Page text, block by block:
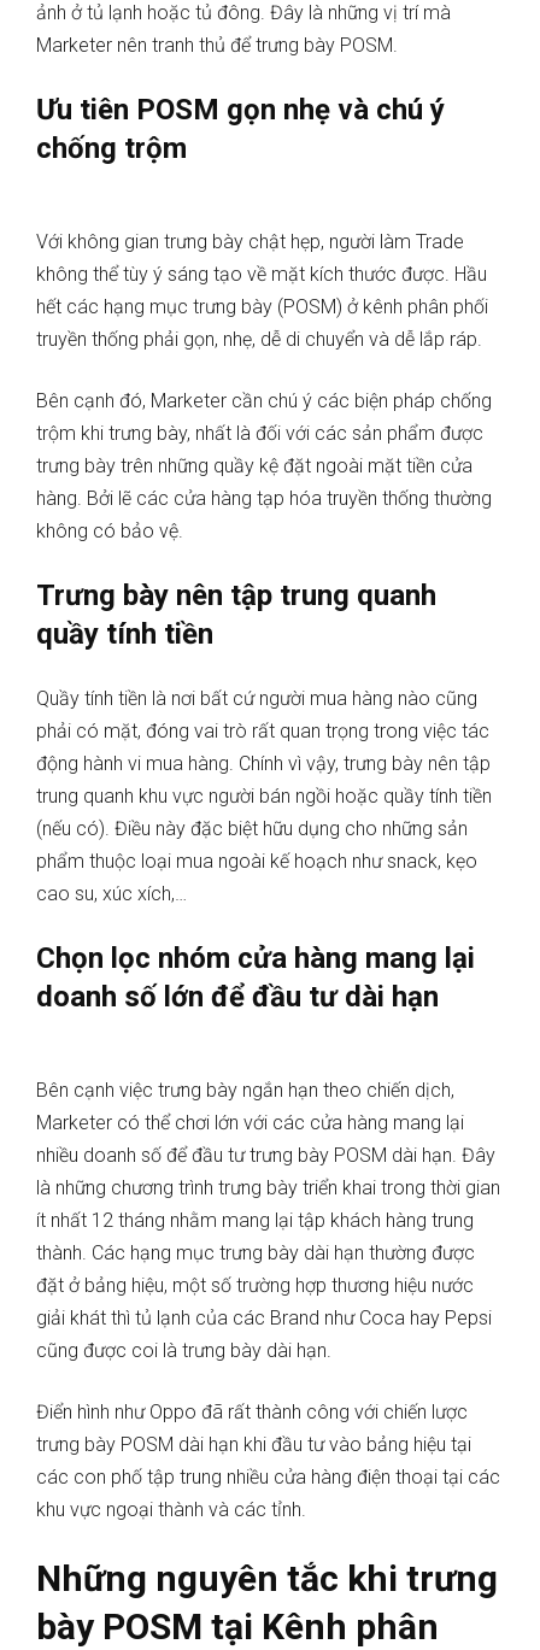
ảnh ở tủ lạnh hoặc tủ đông. Đây là những vị trí mà
Marketer nên tranh thủ để trưng bày POSM.
Ưu tiên POSM gọn nhẹ và chú ý
chống trộm
Với không gian trưng bày chật hẹp, người làm Trade
không thể tùy ý sáng tạo về mặt kích thước được. Hầu
hết các hạng mục trưng bày (POSM) ở kênh phân phối
truyền thống phải gọn, nhẹ, dễ di chuyển và dễ lắp ráp.
Bên cạnh đó, Marketer cần chú ý các biện pháp chống
trộm khi trưng bày, nhất là đối với các sản phẩm được
trưng bày trên những quầy kệ đặt ngoài mặt tiền cửa
hàng. Bởi lẽ các cửa hàng tạp hóa truyền thống thường
không có bảo vệ.
Trưng bày nên tập trung quanh
quầy tính tiền
Quầy tính tiền là nơi bất cứ người mua hàng nào cũng
phải có mặt, đóng vai trò rất quan trọng trong việc tác
động hành vi mua hàng. Chính vì vậy, trưng bày nên tập
trung quanh khu vực người bán ngồi hoặc quầy tính tiền
(nếu có). Điều này đặc biệt hữu dụng cho những sản
phẩm thuộc loại mua ngoài kế hoạch như snack, kẹo
cao su, xúc xích,…
Chọn lọc nhóm cửa hàng mang lại
doanh số lớn để đầu tư dài hạn
Bên cạnh việc trưng bày ngắn hạn theo chiến dịch,
Marketer có thể chơi lớn với các cửa hàng mang lại
nhiều doanh số để đầu tư trưng bày POSM dài hạn. Đây
là những chương trình trưng bày triển khai trong thời gian
ít nhất 12 tháng nhằm mang lại tập khách hàng trung
thành. Các hạng mục trưng bày dài hạn thường được
đặt ở bảng hiệu, một số trường hợp thương hiệu nước
giải khát thì tủ lạnh của các Brand như Coca hay Pepsi
cũng được coi là trưng bày dài hạn.
Điển hình như Oppo đã rất thành công với chiến lược
trưng bày POSM dài hạn khi đầu tư vào bảng hiệu tại
các con phố tập trung nhiều cửa hàng điện thoại tại các
khu vực ngoại thành và các tỉnh.
Những nguyên tắc khi trưng
bày POSM tại Kênh phân